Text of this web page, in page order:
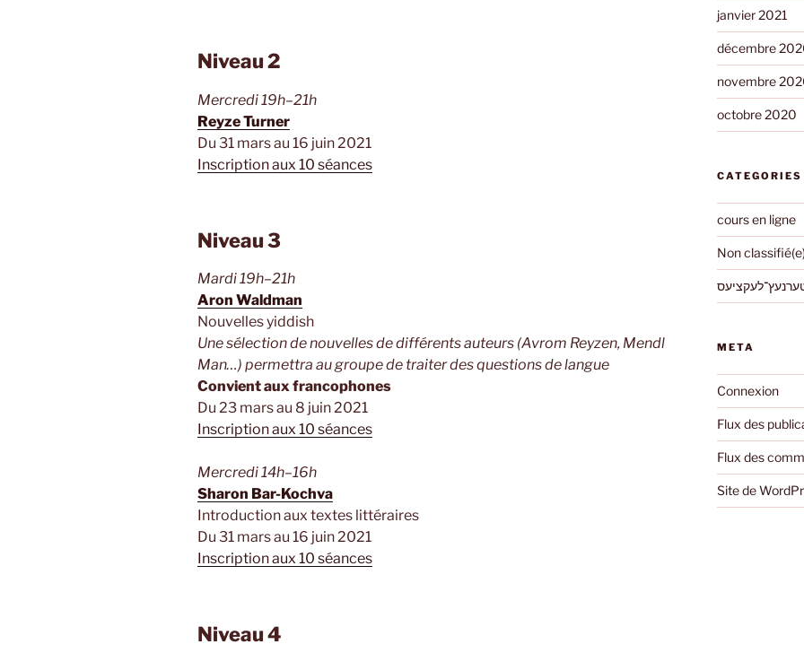
Niveau 2
Mercredi 19h–21h
Reyze Turner
Du 31 mars au 16 juin 2021
Inscription aux 10 séances
Niveau 3
Mardi 19h–21h
Aron Waldman
Nouvelles yiddish
Une sélection de nouvelles de différents auteurs (Avrom Reyzen, Mendl
Man…) permettra au groupe de traiter des questions de langue
Convient aux francophones
Du 23 mars au 8 juin 2021
Inscription aux 10 séances
Mercredi 14h–16h
Sharon Bar-Kochva
Introduction aux textes littéraires
Du 31 mars au 16 juin 2021
Inscription aux 10 séances
Niveau 4
janvier 2021
décembre
novembre
octobre 2020
CATEGORIES
cours en ligne
Non classifié(e)
META
Connexion
Flux des
Flux des
Site de